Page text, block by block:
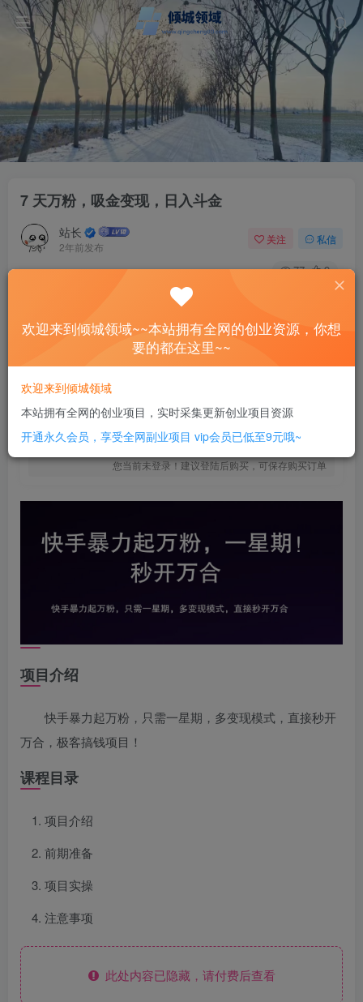
7 天万粉，吸金变现，日入斗金
站长
2年前发布
关注 私信
77 9
此内容为付费资源，请付费后查看
12
立即购买
您当前未登录！建议登陆后购买，可保存购买订单
项目介绍
快手暴力起万粉，只需一星期，多变现模式，直接秒开
万合，极客搞钱项目！
课程目录
项目介绍
前期准备
项目实操
注意事项
此处内容已隐藏，请付费后查看
欢迎来到倾城领域~~本站拥有全网的创业资源，你想
要的都在这里~~
欢迎来到倾城领域
本站拥有全网的创业项目，实时采集更新创业项目资源
开通永久会员，享受全网副业项目 vip会员已低至9元哦~